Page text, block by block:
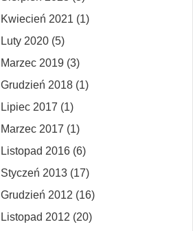
Kwiecień 2021 (1)
Luty 2020 (5)
Marzec 2019 (3)
Grudzień 2018 (1)
Lipiec 2017 (1)
Marzec 2017 (1)
Listopad 2016 (6)
Styczeń 2013 (17)
Grudzień 2012 (16)
Listopad 2012 (20)